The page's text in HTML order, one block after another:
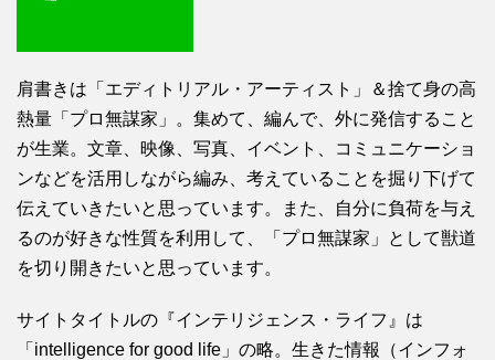
肩書きは「エディトリアル・アーティスト」＆捨て身の高
熱量「プロ無謀家」。集めて、編んで、外に発信すること
が生業。文章、映像、写真、イベント、コミュニケーショ
ンなどを活用しながら編み、考えていることを掘り下げて
伝えていきたいと思っています。また、自分に負荷を与え
るのが好きな性質を利用して、「プロ無謀家」として獣道
を切り開きたいと思っています。
サイトタイトルの『インテリジェンス・ライフ』は
「intelligence for good life」の略。生きた情報（インフォ